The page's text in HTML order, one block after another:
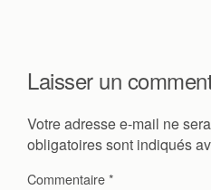
Laisser un
Votre adresse e-mail ne
obligatoires sont indiqués
Commentaire*